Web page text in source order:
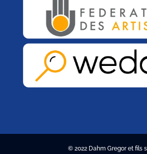
© 2022 Dahm Gregor et fils